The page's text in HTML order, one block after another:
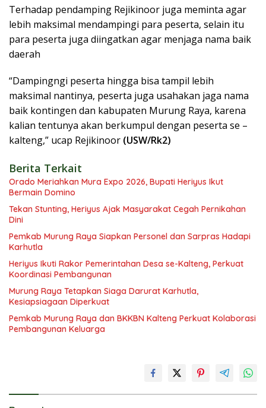
Terhadap pendamping Rejikinoor juga meminta agar
lebih maksimal mendampingi para peserta, selain itu
para peserta juga diingatkan agar menjaga nama baik
daerah
“Dampingngi peserta hingga bisa tampil lebih
maksimal nantinya, peserta juga usahakan jaga nama
baik kontingen dan kabupaten Murung Raya, karena
kalian tentunya akan berkumpul dengan peserta se –
kalteng,” ucap Rejikinoor (USW/Rk2)
Berita Terkait
Orado Meriahkan Mura Expo 2026, Bupati Heriyus Ikut
Bermain Domino
Tekan Stunting, Heriyus Ajak Masyarakat Cegah Pernikahan
Dini
Pemkab Murung Raya Siapkan Personel dan Sarpras Hadapi
Karhutla
Heriyus Ikuti Rakor Pemerintahan Desa se-Kalteng, Perkuat
Koordinasi Pembangunan
Murung Raya Tetapkan Siaga Darurat Karhutla,
Kesiapsiagaan Diperkuat
Pemkab Murung Raya dan BKKBN Kalteng Perkuat Kolaborasi
Pembangunan Keluarga